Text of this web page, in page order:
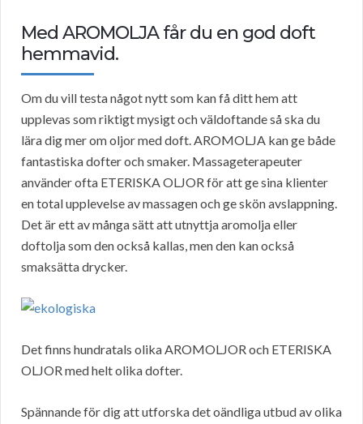
Med AROMOLJA får du en god doft
hemmavid.
Om du vill testa något nytt som kan få ditt hem att
upplevas som riktigt mysigt och väldoftande så ska du
lära dig mer om oljor med doft. AROMOLJA kan ge både
fantastiska dofter och smaker. Massageterapeuter
använder ofta ETERISKA OLJOR för att ge sina klienter
en total upplevelse av massagen och ge skön avslappning.
Det är ett av många sätt att utnyttja aromolja eller
doftolja som den också kallas, men den kan också
smaksätta drycker.
Det finns hundratals olika AROMOLJOR och ETERISKA
OLJOR med helt olika dofter.
Spännande för dig att utforska det oändliga utbud av olika